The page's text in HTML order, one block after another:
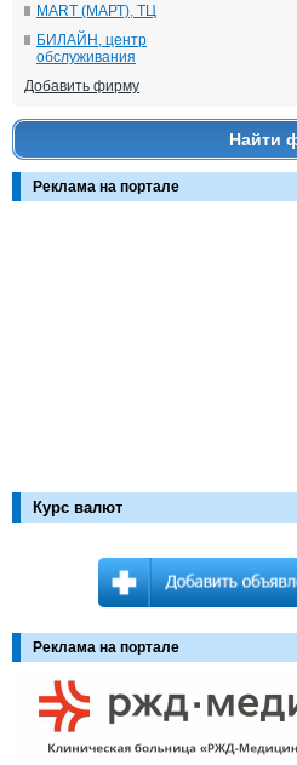
MART (МАРТ), ТЦ
БИЛАЙН, центр
обслуживания
Добавить фирму
Найти
Реклама на портале
Курс валют
Реклама на портале